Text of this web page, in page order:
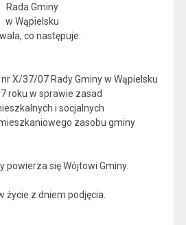
Rada Gminy
w Wąpielsku
co następuje:
nr X/37/07 Rady Gminy w Wąpielsku
roku w sprawie zasad
i socjalnych
zasobu gminy
powierza się Wójtowi Gminy.
życie z dniem podjęcia.